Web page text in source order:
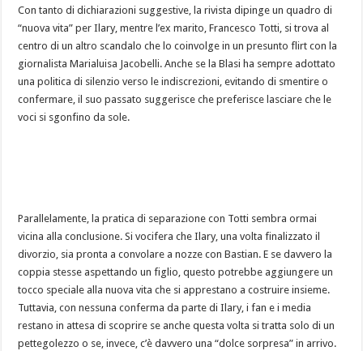
Con tanto di dichiarazioni suggestive, la rivista dipinge un quadro di
“nuova vita” per Ilary, mentre l’ex marito, Francesco Totti, si trova al
centro di un altro scandalo che lo coinvolge in un presunto flirt con la
giornalista Marialuisa Jacobelli. Anche se la Blasi ha sempre adottato
una politica di silenzio verso le indiscrezioni, evitando di smentire o
confermare, il suo passato suggerisce che preferisce lasciare che le
voci si sgonfino da sole.
Parallelamente, la pratica di separazione con Totti sembra ormai
vicina alla conclusione. Si vocifera che Ilary, una volta finalizzato il
divorzio, sia pronta a convolare a nozze con Bastian. E se davvero la
coppia stesse aspettando un figlio, questo potrebbe aggiungere un
tocco speciale alla nuova vita che si apprestano a costruire insieme.
Tuttavia, con nessuna conferma da parte di Ilary, i fan e i media
restano in attesa di scoprire se anche questa volta si tratta solo di un
pettegolezzo o se, invece, c’è davvero una “dolce sorpresa” in arrivo.